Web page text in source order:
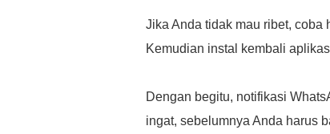
Jika Anda tidak mau ribet, coba
Kemudian instal kembali
Dengan begitu, notifikasi
ingat, sebelumnya Anda harus